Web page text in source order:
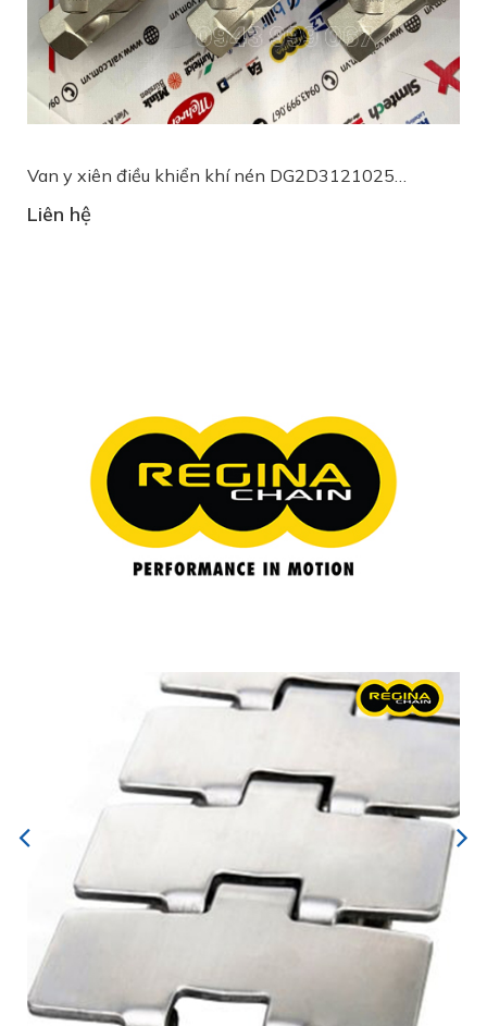
Van y xiên điều khiển khí nén DG2D3121025
Pressure Actuated Valve End-armaturen
Liên hệ
Previous Next